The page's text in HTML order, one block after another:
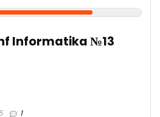
Informatika №13
1